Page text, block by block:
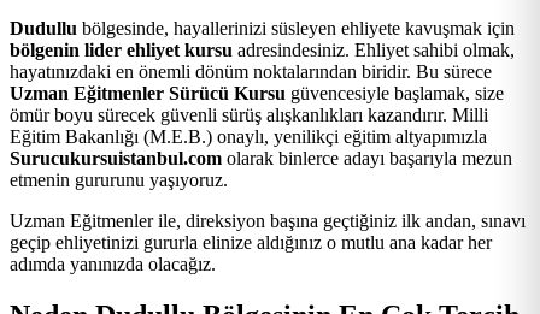
-
Şişli
En
İyi
Ehliyet
Özel
Direksiyon
Dersi
Dudullu bölgesinde, hayallerinizi süsleyen ehliyete kavuşmak için
bölgenin lider ehliyet kursu adresindesiniz. Ehliyet sahibi olmak,
hayatınızdaki en önemli dönüm noktalarından biridir. Bu sürece
Uzman Eğitmenler Sürücü Kursu güvencesiyle başlamak, size
ömür boyu sürecek güvenli sürüş alışkanlıkları kazandırır. Milli
Eğitim Bakanlığı (M.E.B.) onaylı, yenilikçi eğitim altyapımızla
Surucukursuistanbul.com olarak binlerce adayı başarıyla mezun
etmenin gururunu yaşıyoruz.
Uzman Eğitmenler ile, direksiyon başına geçtiğiniz ilk andan, sınavı
geçip ehliyetinizi gururla elinize aldığınız o mutlu ana kadar her
adımda yanınızda olacağız.